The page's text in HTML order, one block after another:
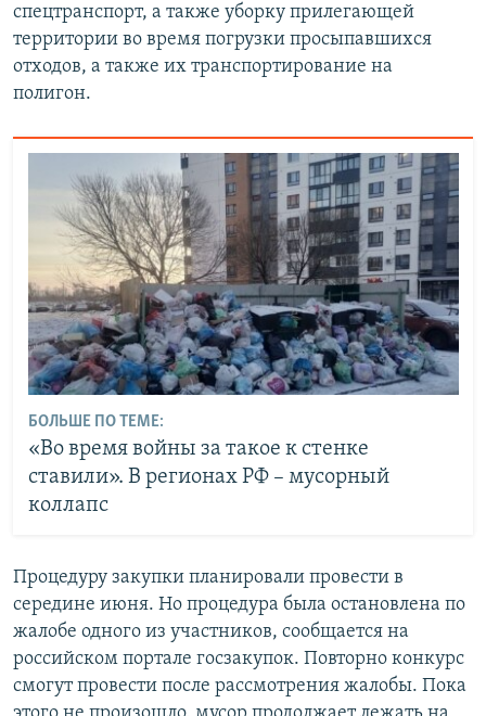
спецтранспорт, а также уборку прилегающей
территории во время погрузки просыпавшихся
отходов, а также их транспортирование на
полигон.
БОЛЬШЕ ПО ТЕМЕ:
«Во время войны за такое к стенке
ставили». В регионах РФ – мусорный
коллапс
Процедуру закупки планировали провести в
середине июня. Но процедура была остановлена по
жалобе одного из участников, сообщается на
российском портале госзакупок. Повторно конкурс
смогут провести после рассмотрения жалобы. Пока